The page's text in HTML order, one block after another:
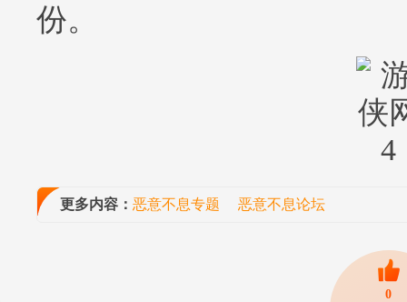
份。
更多内容： 恶意不息专题 恶意不息论坛
0